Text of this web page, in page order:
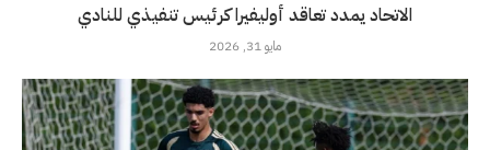
الاتحاد يمدد تعاقد أوليفيرا كرئيس تنفيذي للنادي
مايو 31, 2026